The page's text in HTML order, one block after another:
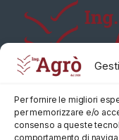
Per fornire le migliori
per memorizzare e/o
consenso a queste
comportamento di